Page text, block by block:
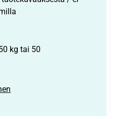
kg tai 50